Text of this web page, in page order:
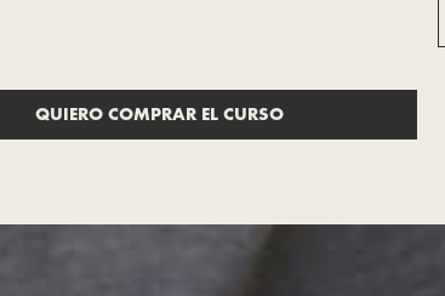
QUIERO COMPRAR EL CURSO